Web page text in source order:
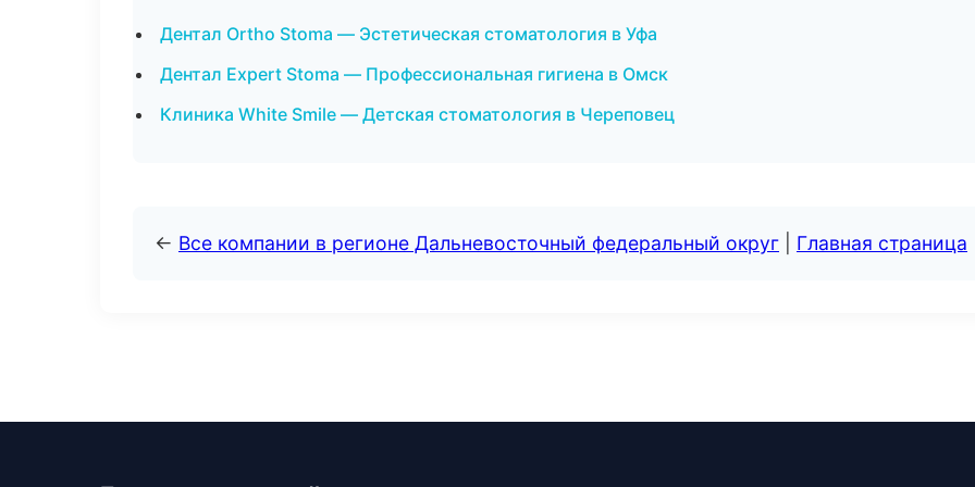
Дентал Ortho Stoma — Эстетическая стоматология в Уфа
Дентал Expert Stoma — Профессиональная гигиена в Омск
Клиника White Smile — Детская стоматология в Череповец
← Все компании в регионе Дальневосточный федеральный округ Главная страница